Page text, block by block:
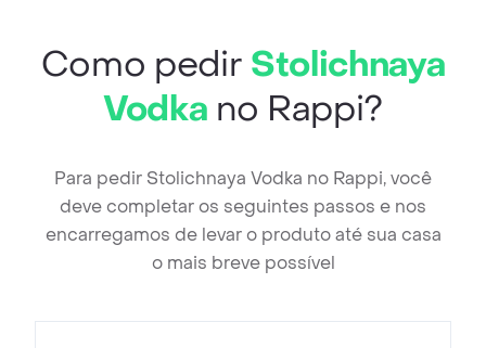
Como pedir Stolichnaya
Vodka no Rappi?
Para pedir Stolichnaya Vodka no Rappi, você
deve completar os seguintes passos e nos
encarregamos de levar o produto até sua casa
o mais breve possível